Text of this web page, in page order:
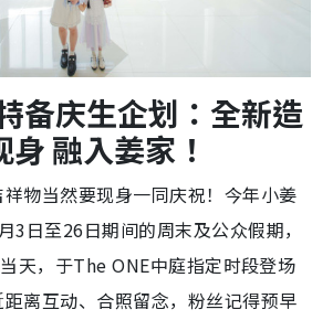
备庆生企划：全新造
融入姜家！
物当然要现身一同庆祝！今年小姜
3日至26日期间的周末及公众假期，
天，于The ONE中庭指定时段登场
离互动、合照留念，粉丝记得预早